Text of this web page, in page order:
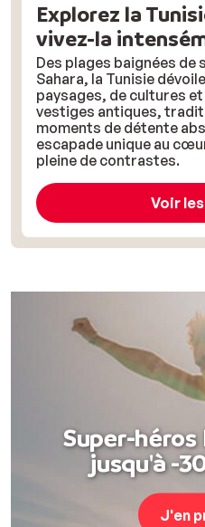
Explorez la
vivez-la
Des plages baignées de
Sahara, la Tunisie
paysages, de cultures
vestiges antiques,
moments de détente
escapade unique au
pleine de contrastes.
Voir
Super-
jusqu'à -
J'en